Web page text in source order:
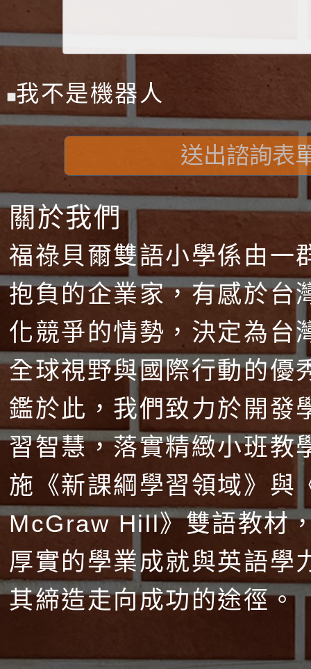
我不是機器人
送出諮詢表
關於我們
福祿貝爾雙語小學係由一
抱負的企業家，有感於台
化競爭的情勢，決定為台
全球視野與國際行動的優
鑑於此，我們致力於開發
習智慧，落實精緻小班教
施《新課綱學習領域》與
McGraw Hill》雙語教材
厚實的學業成就與英語學
其締造走向成功的途徑。